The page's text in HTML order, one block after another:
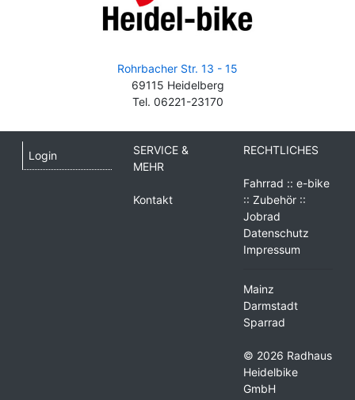
Rohrbacher Str. 13 - 15
69115 Heidelberg
Tel. 06221-23170
Login
SERVICE &
MEHR
Kontakt
RECHTLICHES
Fahrrad :: e-bike
:: Zubehör ::
Jobrad
Datenschutz
Impressum
Mainz
Darmstadt
Sparrad
© 2026 Radhaus
Heidelbike
GmbH